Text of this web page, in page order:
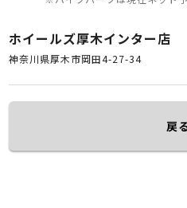
ホイールズ厚木インター店
神奈川県厚木市岡田4-27-34
戻